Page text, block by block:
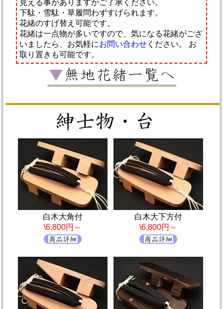
見える事がありますがご了承ください。
下駄・雪駄・草履問わずすげられます。
花緒のすげ替え可能です。
花緒は一点物が多いですので、気になる花緒がござ
いましたら、お気軽にお問い合わせ ください。
お
取り置きも可能です。
白木大角付
\6,800円～
白木大下方付
\6,800円～